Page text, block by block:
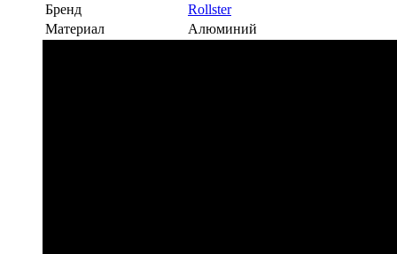
Бренд
Rollster
Материал
Алюминий